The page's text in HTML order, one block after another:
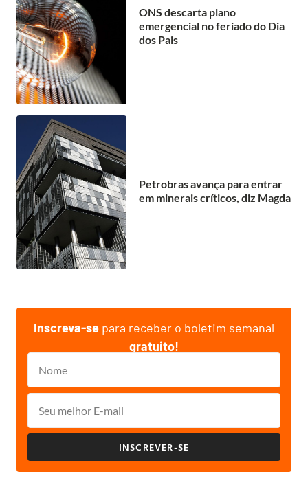
ONS descarta plano
emergencial no feriado do Dia
dos Pais
Petrobras avança para entrar
em minerais críticos, diz Magda
Inscreva-se para receber o boletim semanal
gratuito!
INSCREVER-SE